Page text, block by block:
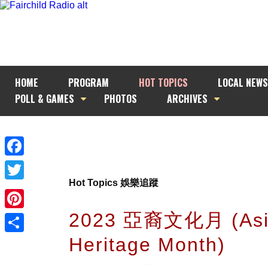
HOME PROGRAM HOT TOPICS
LOCAL NEWS
POLL & GAMES
PHOTOS ARCHIVES
Facebook
Twitter
Pinterest
Hot Topics 娛樂追蹤
2023 亞裔文化月
Heritage Month)